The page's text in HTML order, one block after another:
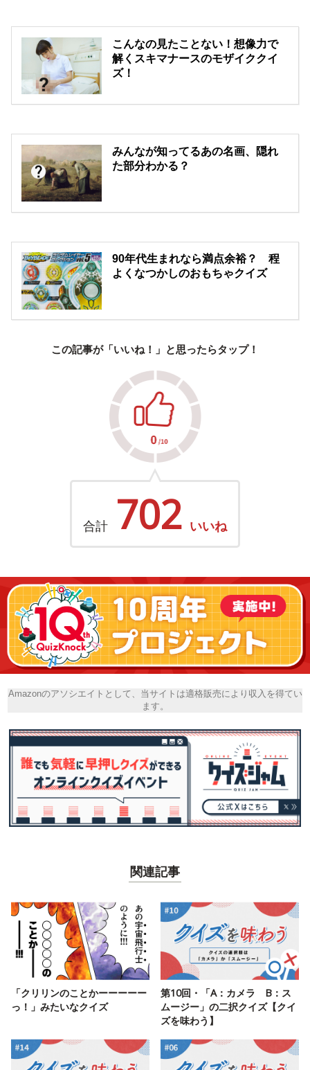
こんなの見たことない！想像力で
解くスキマナースのモザイククイ
ズ！
みんなが知ってるあの名画、隠れ
た部分わかる？
90年代生まれなら満点余裕？ 程
よくなつかしのおもちゃクイズ
この記事が「いいね！」と思ったらタップ！
合計 702 いいね
Amazonのアソシエイトとして、当サイトは適格販売により収入を得てい
ます。
関連記事
「クリリンのことかーーーーー
っ！」みたいなクイズ
第10回・「A：カメラ B：ス
ムージー」の二択クイズ【クイ
ズを味わう】